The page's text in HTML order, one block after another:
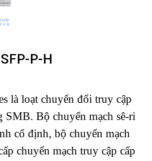
P-H
là loạt chuyển đổi truy cập
Bộ chuyển mạch sê-ri
cố định, bộ chuyển mạch
chuyển mạch truy cập cấp